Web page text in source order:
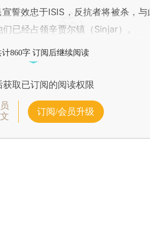
效忠于ISIS，反抗者将被杀，与
已经占领辛贾尔镇（Sinjar）。
860字 订阅后继续阅读
取已订阅的阅读权限
订阅/会员升级